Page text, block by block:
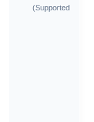
Supported)